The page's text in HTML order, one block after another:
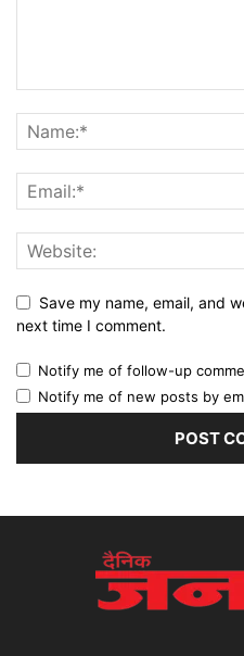
Save my name, email, and
next time I comment.
Notify me of follow-up
Notify me of new posts by